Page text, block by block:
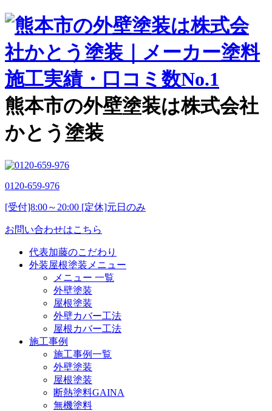
熊本市の外壁塗装は株式会社
かとう塗装
0120-659-976
[受付]8:00～20:00 [定休]元日のみ
お問い合わせはこちら
代表加藤のこだわり
外装屋根塗装メニュー
メニュー 一覧
外壁塗装
屋根塗装
外壁カバー工法
屋根カバー工法
施工事例
施工事例一覧
外壁塗装
屋根塗装
断熱塗料GAINA
無機塗料